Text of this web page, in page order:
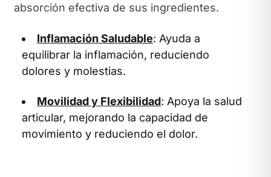
absorción efectiva de sus ingredientes.
Inflamación Saludable: Ayuda a
equilibrar la inflamación, reduciendo
dolores y molestias.
Movilidad y Flexibilidad: Apoya la salud
articular, mejorando la capacidad de
movimiento y reduciendo el dolor.